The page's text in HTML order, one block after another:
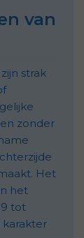
van
strak
zonder
Het
het
tot
karakter